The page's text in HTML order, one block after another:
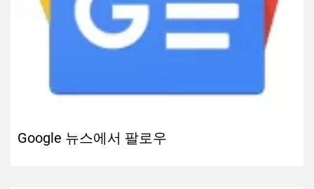
Google 뉴스에서 팔로우